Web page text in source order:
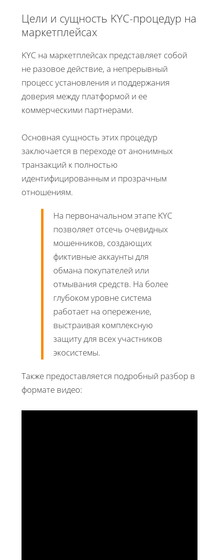
Цели и сущность KYC-процедур на
маркетплейсах
KYC на маркетплейсах представляет собой
не разовое действие, а непрерывный
процесс установления и поддержания
доверия между платформой и ее
коммерческими партнерами.
Основная сущность этих процедур
заключается в переходе от анонимных
транзакций к полностью
идентифицированным и прозрачным
отношениям.
На первоначальном этапе KYC
позволяет отсечь очевидных
мошенников, создающих
фиктивные аккаунты для
обмана покупателей или
отмывания средств. На более
глубоком уровне система
работает на опережение,
выстраивая комплексную
защиту для всех участников
экосистемы.
Также предоставляется подробный разбор в
формате видео: